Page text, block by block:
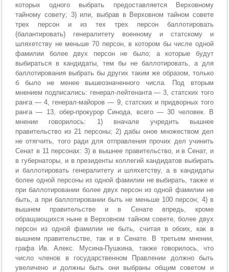
которых одного выбрать предоставляется Верховному
тайному совету; 3) или, выбрав в Верховном тайном совете
трех персон и из тех трех персон баллотировать
(балантировать) генералитету военному и статскому и
шляхетству не меньше 70 персон, в котором бы числе одной
фамилии более двух персон не было; а которые будут
выбираться в кандидаты, тем бы не баллотировать, а для
баллотирования выбрать бы других таким же образом, только
б было не менее вышеозначенного числa. Под вторым
мнением подписались: генерал-лейтенанта — 3, статских того
ранга — 4, генерал-майоров — 9, статских и придворных того
ранга — 13, обер-прокурор Синода, всего — 30 человек. В
мнении говорилось: 1) вначале учредить вышнее
правительство из 21 персоны; 2) дабы оное множеством дел
не отягчить, того ради для отправления прочих дел учинить
Сенат в 11 персонах: 3) в вышнее правительство, и в Сенат, и
в губернаторы, и в президенты коллегий кандидатов выбирать
и баллотировать генералитету и шляхетству, а в кандидаты
более одной персоны из одной фамилии не выбирать, также и
при баллотировании более двух персон из одной фамилии не
быть, а при баллотировании быть не меньше 100 персон; 4) в
вышнем правительстве и в Сенате впредь, кроме
обращающихся ныне в Верховном тайном совете, более двух
персон из одной фамилии не быть, считая в обоих, как в
вышнем правительстве, так и в Сенате. В третьем мнении,
графа Ив. Алекс. Мусина-Пушкина, также говорилось, что
число членов в государственном Правлении должно быть
увеличено и должны быть они выбраны общим советом и